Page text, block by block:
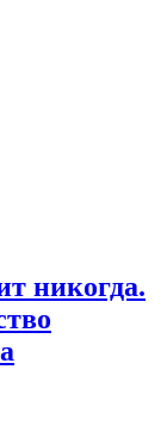
никогда.